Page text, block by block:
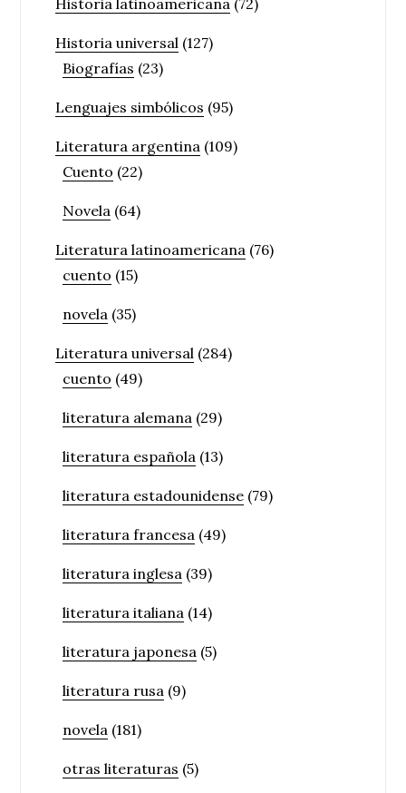
Historia latinoamericana (72)
Historia universal (127)
Biografías (23)
Lenguajes simbólicos (95)
Literatura argentina (109)
Cuento (22)
Novela (64)
Literatura latinoamericana (76)
cuento (15)
novela (35)
Literatura universal (284)
cuento (49)
literatura alemana (29)
literatura española (13)
literatura estadounidense (79)
literatura francesa (49)
literatura inglesa (39)
literatura italiana (14)
literatura japonesa (5)
literatura rusa (9)
novela (181)
otras literaturas (5)